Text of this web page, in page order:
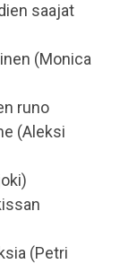
saajat
(Monica
runo
(Aleksi
(Petri